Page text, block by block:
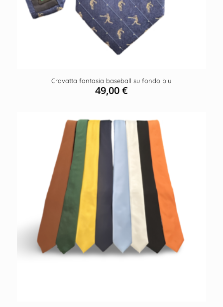
Cravatta fantasia baseball su fondo blu
49,00€